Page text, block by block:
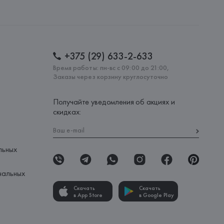
+375 (29) 633-2-633
Время работы: пн-вс с 09:00 до 21:00,
Заказы через корзину круглосуточно
Получайте уведомления об акциях и
скидках:
Скачать
в App Store
Скачать
в Google Play